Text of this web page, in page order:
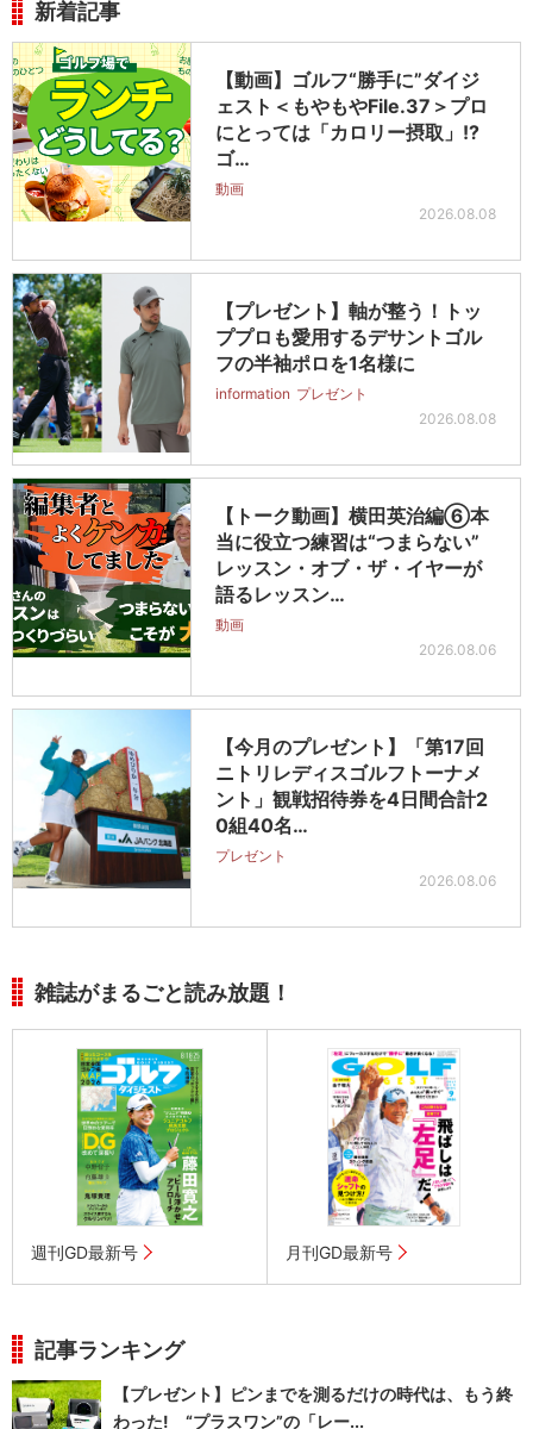
新着記事
【動画】ゴルフ“勝手に”ダイジ
ェスト＜もやもやFile.37＞プロ
にとっては「カロリー摂取」!?
ゴ…
動画
2026.08.08
【プレゼント】軸が整う！トッ
ププロも愛用するデサントゴル
フの半袖ポロを1名様に
information プレゼント
2026.08.08
【トーク動画】横田英治編⑥本
当に役立つ練習は“つまらない”
レッスン・オブ・ザ・イヤーが
語るレッスン…
動画
2026.08.06
【今月のプレゼント】「第17回
ニトリレディスゴルフトーナメ
ント」観戦招待券を4日間合計2
0組40名…
プレゼント
2026.08.06
雑誌がまるごと読み放題！
週刊GD最新号 月刊GD最新号
記事ランキング
【プレゼント】ピンまでを測るだけの時代は、もう終
わった! “プラスワン”の「レー...